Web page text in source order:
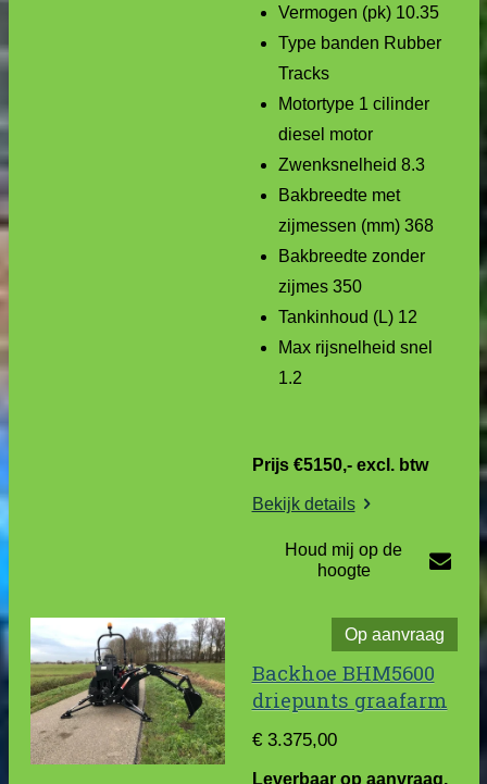
Vermogen (pk) 10.35
Type banden Rubber
Tracks
Motortype 1 cilinder
diesel motor
Zwenksnelheid 8.3
Bakbreedte met
zijmessen (mm) 368
Bakbreedte zonder
zijmes 350
Tankinhoud (L) 12
Max rijsnelheid snel
1.2
Prijs €5150,- excl. btw
Bekijk details
Houd mij op de
hoogte
Op aanvraag
Backhoe BHM5600
driepunts graafarm
€ 3.375,00
Leverbaar op aanvraag,